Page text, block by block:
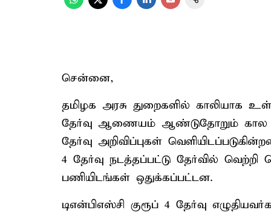
சென்னை,
தமிழக அரசு துறைகளில் காலியாக
தேர்வு ஆணையம் ஆண்டுதோறும் கால
தேர்வு அறிவிப்புகள்
4 தேர்வு நடத்தப்பட்டு தேர்வில்
பணியிடங்கள் ஒதுக்கப்பட்டன.
டிஎன்பிஎஸ்சி குரூப் 4 தேர்வு